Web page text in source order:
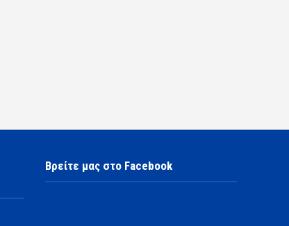
Βρείτε μας στο Facebook